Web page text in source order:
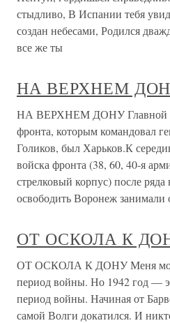
стыдливо, В Испании тебя
создан небесами, Родился
все же ты
НА ВЕРХНЕМ
НА ВЕРХНЕМ ДОНУ Главной
фронта, которым командовал
Голиков, был Харьков.К
войска фронта (38, 60, 40-я
стрелковый корпус) после
освободить Воронеж занимали
ОТ ОСКОЛА К
ОТ ОСКОЛА К ДОНУ Меня
период войны. Но 1942 год —
период войны. Начиная от
самой Волги докатился. И